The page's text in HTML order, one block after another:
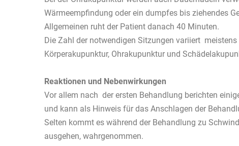
Wärmeempfindung oder ein dumpfes bis ziehendes
Allgemeinen ruht der Patient danach 40 Minuten.
Die Zahl der notwendigen Sitzungen variiert
Körperakupunktur, Ohrakupunktur und
Reaktionen und Nebenwirkungen
Vor allem nach der ersten Behandlung berichten
und kann als Hinweis für das Anschlagen der
Selten kommt es während der Behandlung zu
ausgehen, wahrgenommen.